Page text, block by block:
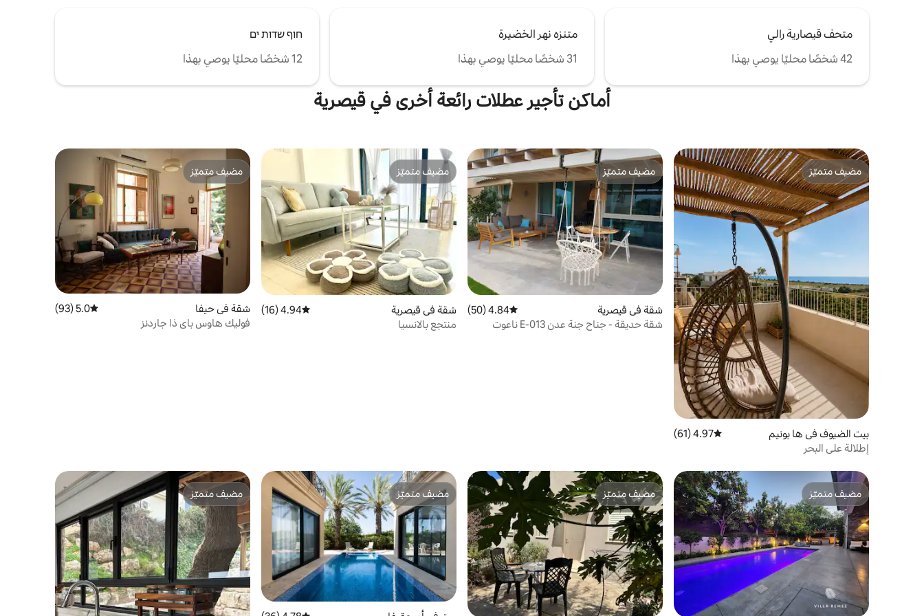
لطرح أي سؤال قد يكون لديك. جوزيف
متحف قيصارية رالي
42 شخصًا محليًا يوصي بهذا
متنزه نهر الخضيرة
31 شخصًا محليًا يوصي بهذا
חוף שדות ים
12 شخصًا محليًا يوصي بهذا
أماكن تأجير عطلات رائعة أخرى في قيصرية
مضيف متميّز
مضيف متميّز
بيت الضيوف في ها بونيم متوسط التقييم 4.97 من 5، 61 مراجعات
4.97 (61)
إطلالة على البحر
مضيف متميّز
مضيف متميّز
شقة في قيصرية متوسط التقييم 4.84 من 5، 50 مراجعات
4.84 (50)
شقة حديقة - جناح جنة عدن E-013 ناعوت
مضيف متميّز
مضيف متميّز
شقة في قيصرية متوسط التقييم 4.94 من 5، 16 مراجعات
4.94 (16)
منتجع بالانسيا
مضيف متميّز
مضيف متميّز
شقة في حيفا متوسط التقييم 5.0 من 5، 93 مراجعات
5.0 (93)
فوليك هاوس باي ذا جاردنز
مضيف متميّز
مضيف متميّز
مضيف متميّز
مضيف متميّز
مضيف متميّز
مضيف متميّز
مضيف متميّز
مضيف متميّز